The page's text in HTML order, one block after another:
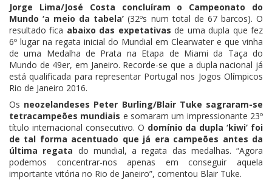
Jorge Lima/José Costa concluíram o Campeonato do
Mundo ‘a meio da tabela’ (32ºs num total de 67 barcos). O
resultado fica abaixo das expetativas de uma dupla que fez
6º lugar na regata inicial do Mundial em Clearwater e que vinha
de uma Medalha de Prata na Etapa de Miami da Taça do
Mundo de 49er, em Janeiro. Recorde-se que a dupla nacional já
está qualificada para representar Portugal nos Jogos Olímpicos
Rio de Janeiro 2016.
Os neozelandeses Peter Burling/Blair Tuke sagraram-se
tetracampeões mundiais e somaram um impressionante 23º
título internacional consecutivo. O domínio da dupla ‘kiwi’ foi
de tal forma acentuado que já era campeões antes da
última regata do mundial, a regata das medalhas. “Agora
podemos concentrar-nos apenas em conseguir aquela
importante vitória no Rio de Janeiro”, comentou Blair Tuke.